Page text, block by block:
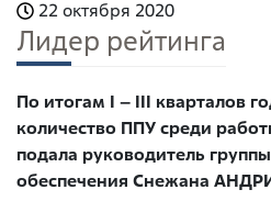
22 октября 2020
Лидер рейтинга
По итогам I – III кварталов
количество ППУ среди
подала руководитель
обеспечения Снежана